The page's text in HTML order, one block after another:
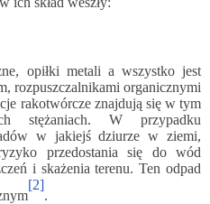
opiłki metali a wszystko jest
rozpuszczalnikami organicznymi
rakotwórcze znajdują się w tym
stężaniach. W przypadku
w jakiejś dziurze w ziemi,
przedostania się do wód
i skażenia terenu. Ten odpad
[2]
.